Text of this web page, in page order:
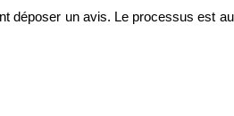
déposer un avis. Le processus est